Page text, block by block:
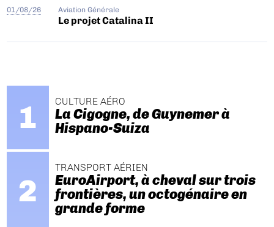
01/08/26 Aviation Générale
Le projet Catalina II
CULTURE AÉRO
La Cigogne, de Guynemer à
Hispano-Suiza
TRANSPORT AÉRIEN
EuroAirport, à cheval sur trois
frontières, un octogénaire en
grande forme